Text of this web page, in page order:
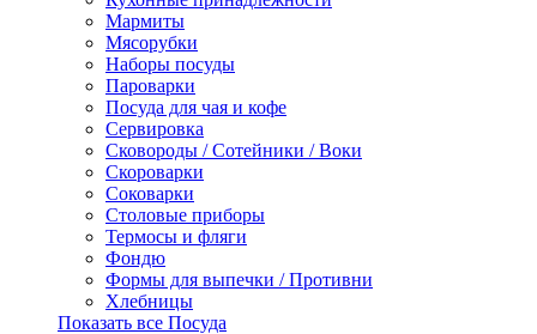
Мармиты
Мясорубки
Наборы посуды
Пароварки
Посуда для чая и кофе
Сервировка
Сковороды / Сотейники / Воки
Скороварки
Соковарки
Столовые приборы
Термосы и фляги
Фондю
Формы для выпечки / Противни
Хлебницы
Показать все Посуда